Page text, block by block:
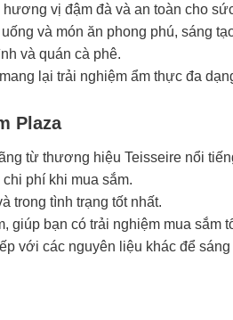
vị đậm đà và an toàn cho
và món ăn phong phú, sáng
và quán cà phê.
lại trải nghiệm ẩm thực đa
Plaza
từ thương hiệu Teisseire nổi
phí khi mua sắm.
trong tình trạng tốt nhất.
giúp bạn có trải nghiệm mua sắm
với các nguyên liệu khác để